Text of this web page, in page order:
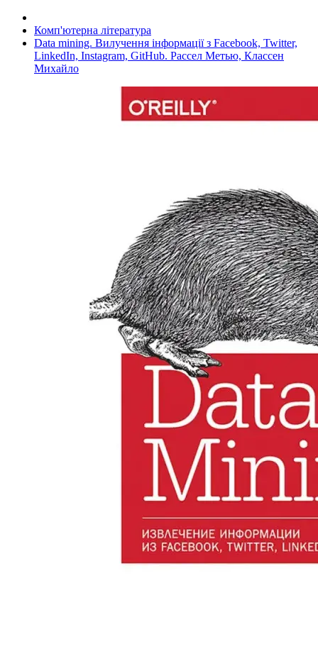
Комп'ютерна література
Data mining. Вилучення інформації з Facebook, Twitter,
LinkedIn, Instagram, GitHub. Рассел Метью, Классен
Михайло